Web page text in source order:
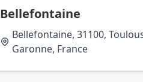
Bellefontaine
Bellefontaine, 31100,
Garonne, France